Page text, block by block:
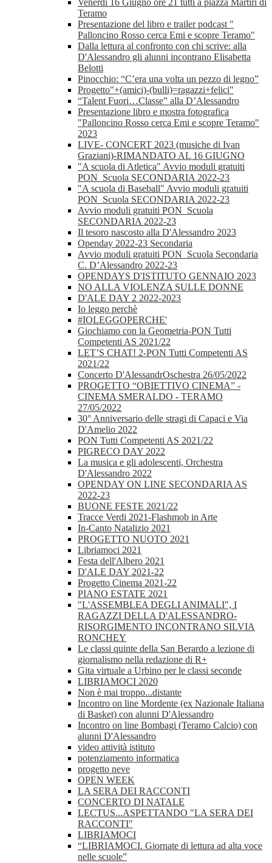
Venerdì 16 Giugno ore 21 tutti a piazza Martiri di
Teramo
Presentazione del libro e trailer podcast "
Palloncino Rosso cerca Emi e scopre Teramo"
Dalla lettura al confronto con chi scrive: alla
D'Alessandro gli alunni incontrano Elisabetta
Belotti
Pinocchio: “C’era una volta un pezzo di legno”
Progetto"+(amici)-(bulli)=ragazzi+felici"
“Talent Fuori…Classe” alla D’Alessandro
Presentazione libro e mostra fotografica
"Palloncino Rosso cerca Emi e scopre Teramo"
2023
LIVE- CONCERT 2023 (musiche di Ivan
Graziani)-RIMANDATO AL 16 GIUGNO
"A scuola di Atletica" Avvio moduli gratuiti
PON_Scuola SECONDARIA 2022-23
"A scuola di Baseball" Avvio moduli gratuiti
PON_Scuola SECONDARIA 2022-23
Avvio moduli gratuiti PON_Scuola
SECONDARIA 2022-23
Il tesoro nascosto alla D'Alessandro 2023
Openday 2022-23 Secondaria
Avvio moduli gratuiti PON_Scuola Secondaria
C. D’Alessandro 2022-23
OPENDAYS D'ISTITUTO GENNAIO 2023
NO ALLA VIOLENZA SULLE DONNE
D'ALE DAY 2 2022-2023
Io leggo perchè
#IOLEGGOPERCHE'
Giochiamo con la Geometria-PON Tutti
Competenti AS 2021/22
LET’S CHAT! 2-PON Tutti Competenti AS
2021/22
Concerto D'AlessandrOschestra 26/05/2022
PROGETTO “OBIETTIVO CINEMA” -
CINEMA SMERALDO - TERAMO
27/05/2022
30° Anniversario delle stragi di Capaci e Via
D'Amelio 2022
PON Tutti Competenti AS 2021/22
PIGRECO DAY 2022
La musica e gli adolescenti, Orchestra
D'Alessandro 2022
OPENDAY ON LINE SECONDARIA AS
2022-23
BUONE FESTE 2021/22
Tracce Verdi 2021-Flashmob in Arte
In-Canto Natalizio 2021
PROGETTO NUOTO 2021
Libriamoci 2021
Festa dell'Albero 2021
D'ALE DAY 2021-22
Progetto Cinema 2021-22
PIANO ESTATE 2021
"L'ASSEMBLEA DEGLI ANIMALI", I
RAGAZZI DELLA D'ALESSANDRO-
RISORGIMENTO INCONTRANO SILVIA
RONCHEY
Le classi quinte della San Berardo a lezione di
giornalismo nella redazione di R+
Gita virtuale a Urbino per le classi seconde
LIBRIAMOCI 2020
Non è mai troppo...distante
Incontro on line Mordente (ex Nazionale Italiana
di Basket) con alunni D'Alessandro
Incontro on line Bombagi (Teramo Calcio) con
alunni D'Alessandro
video attività istituto
potenziamento informatica
progetto neve
OPEN WEEK
LA SERA DEI RACCONTI
CONCERTO DI NATALE
LECTUS...ASPETTANDO "LA SERA DEI
RACCONTI"
LIBRIAMOCI
“LIBRIAMOCI. Giornate di lettura ad alta voce
nelle scuole”